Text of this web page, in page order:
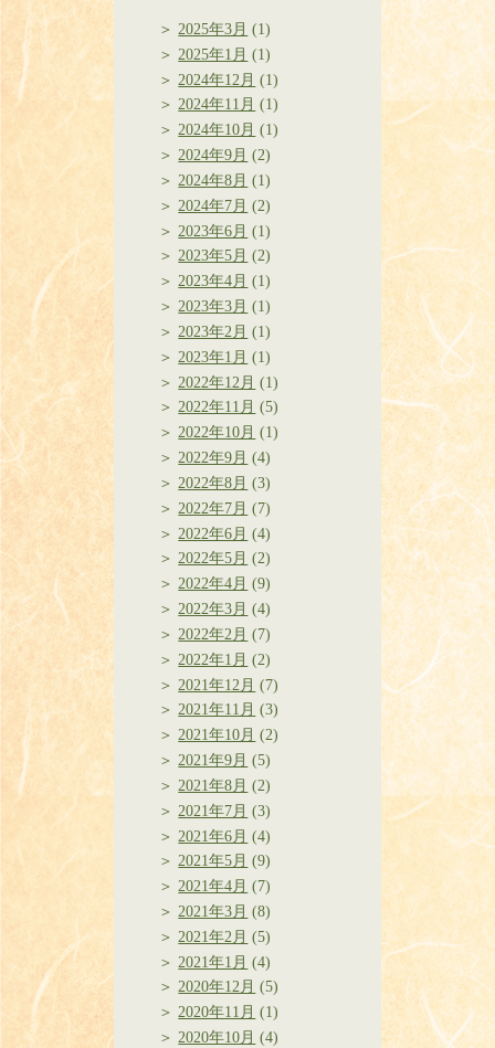
2025年3月 (1)
2025年1月 (1)
2024年12月 (1)
2024年11月 (1)
2024年10月 (1)
2024年9月 (2)
2024年8月 (1)
2024年7月 (2)
2023年6月 (1)
2023年5月 (2)
2023年4月 (1)
2023年3月 (1)
2023年2月 (1)
2023年1月 (1)
2022年12月 (1)
2022年11月 (5)
2022年10月 (1)
2022年9月 (4)
2022年8月 (3)
2022年7月 (7)
2022年6月 (4)
2022年5月 (2)
2022年4月 (9)
2022年3月 (4)
2022年2月 (7)
2022年1月 (2)
2021年12月 (7)
2021年11月 (3)
2021年10月 (2)
2021年9月 (5)
2021年8月 (2)
2021年7月 (3)
2021年6月 (4)
2021年5月 (9)
2021年4月 (7)
2021年3月 (8)
2021年2月 (5)
2021年1月 (4)
2020年12月 (5)
2020年11月 (1)
2020年10月 (4)